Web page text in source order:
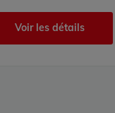
Voir les détails